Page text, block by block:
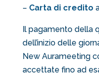
– Carta di credito
Il pagamento della
dell’inizio delle
New Aurameeting
accettate fino ad